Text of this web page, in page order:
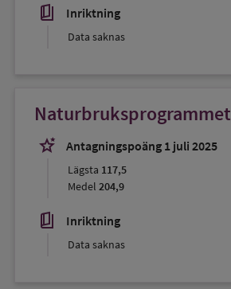
book_5 Inriktning
Data saknas
Naturbruksprogrammet
stars_2
Antagningspoäng 1 juli 2025
Lägsta 117,5
Medel 204,9
book_5 Inriktning
Data saknas